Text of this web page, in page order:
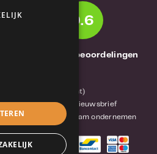
9.6
1261 Thuisbeoordelingen
(consument)
(zakelijk)
Blog en nieuwsbrief
Harddisk.nl Duurzaam ondernemen